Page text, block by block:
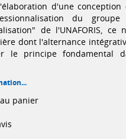
d'une conception
du groupe
de l'UNAFORIS, ce
dont l'alternance
le principe fondamental
panier